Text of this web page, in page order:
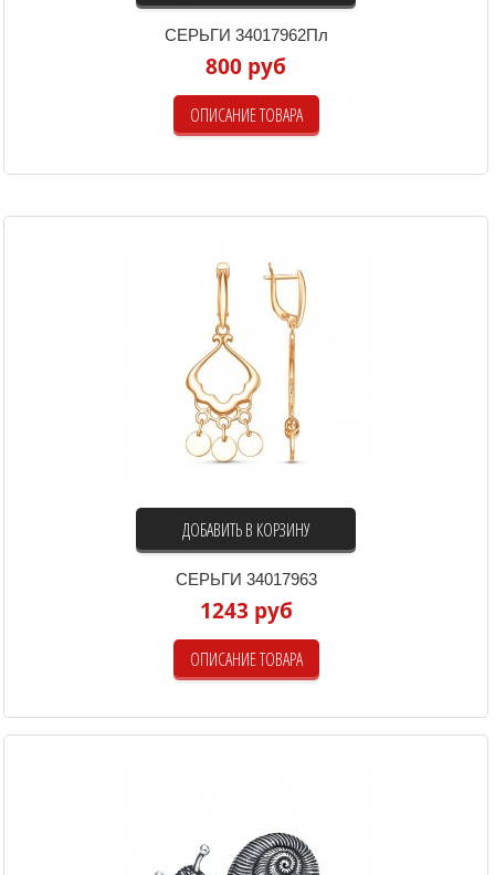
СЕРЬГИ 34017962Пл
800 руб
ОПИСАНИЕ ТОВАРА
ДОБАВИТЬ В КОРЗИНУ
СЕРЬГИ 34017963
1243 руб
ОПИСАНИЕ ТОВАРА